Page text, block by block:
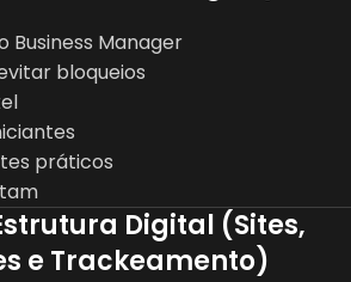
Business Manager
bloqueios
práticos
Digital (Sites,
e Trackeamento)